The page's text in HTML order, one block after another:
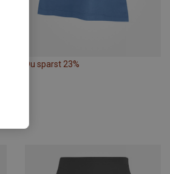
Du sparst 23%